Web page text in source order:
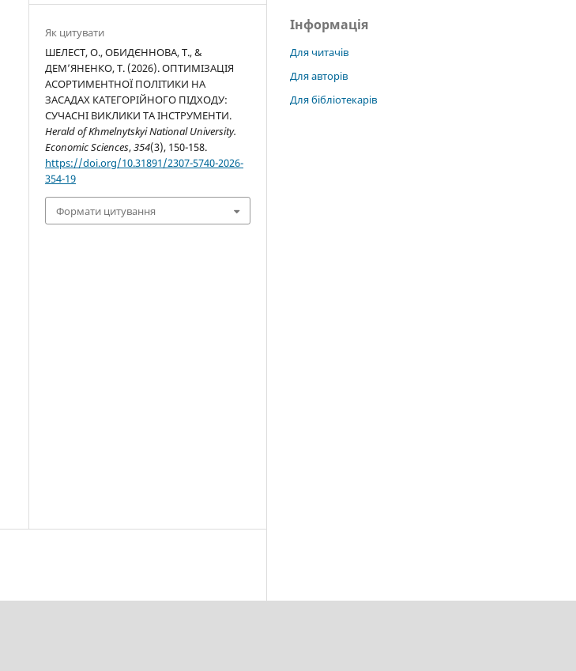
Як цитувати
ШЕЛЕСТ, О., ОБИДЄННОВА, Т., &
ДЕМ’ЯНЕНКО, Т. (2026). ОПТИМІЗАЦІЯ
АСОРТИМЕНТНОЇ ПОЛІТИКИ НА
ЗАСАДАХ КАТЕГОРІЙНОГО ПІДХОДУ:
СУЧАСНІ ВИКЛИКИ ТА ІНСТРУМЕНТИ.
Herald of Khmelnytskyi National University.
Economic Sciences,354(3), 150-158.
https://doi.org/10.31891/2307-5740-2026-
354-19
Формати цитування
Інформація
Для читачів
Для авторів
Для бібліотекарів